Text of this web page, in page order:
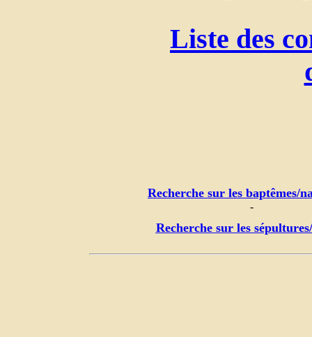
Liste des
Recherche sur les baptêmes/
-
Recherche sur les